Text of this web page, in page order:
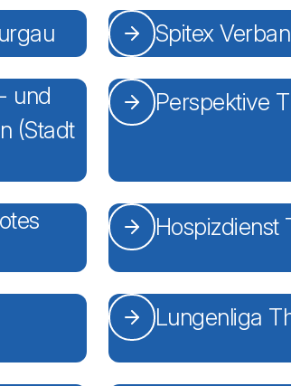
Spitex
und
(Stadt
Perspektive
Hospizdienst
Lungenliga